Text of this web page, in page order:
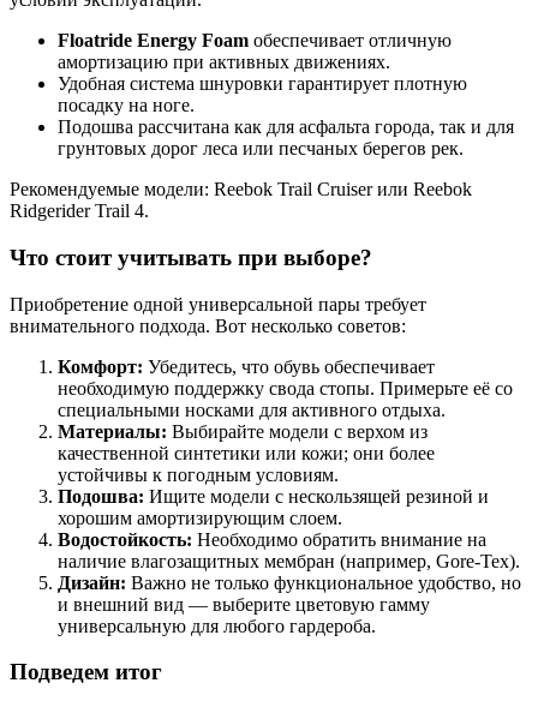
Floatride Energy Foam обеспечивает отличную
амортизацию при активных движениях.
Удобная система шнуровки гарантирует плотную
посадку на ноге.
Подошва рассчитана как для асфальта города, так и для
грунтовых дорог леса или песчаных берегов рек.
Рекомендуемые модели: Reebok Trail Cruiser или Reebok
Ridgerider Trail 4.
Что стоит учитывать при выборе?
Приобретение одной универсальной пары требует
внимательного подхода. Вот несколько советов:
Комфорт: Убедитесь, что обувь обеспечивает
необходимую поддержку свода стопы. Примерьте её со
специальными носками для активного отдыха.
Материалы: Выбирайте модели с верхом из
качественной синтетики или кожи; они более
устойчивы к погодным условиям.
Подошва: Ищите модели с нескользящей резиной и
хорошим амортизирующим слоем.
Водостойкость: Необходимо обратить внимание на
наличие влагозащитных мембран (например, Gore-Tex).
Дизайн: Важно не только функциональное удобство, но
и внешний вид — выберите цветовую гамму
универсальную для любого гардероба.
Подведем итог